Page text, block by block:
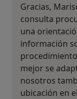
Gracias,
consulta
una
información
mejor se
nosotros
ubicación en